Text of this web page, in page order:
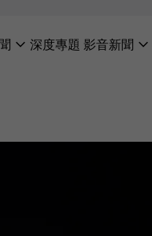
深度專題 影音新聞